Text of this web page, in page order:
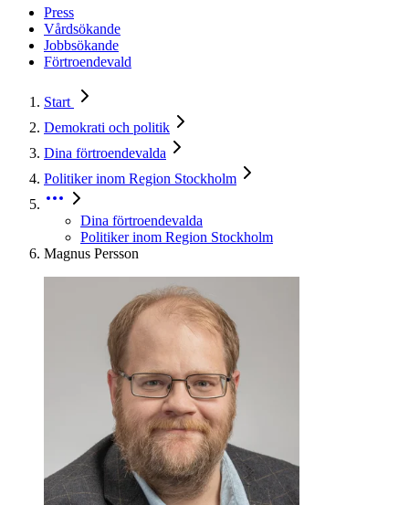
Press
Vårdsökande
Jobbsökande
Förtroendevald
Start
Demokrati och politik
Dina förtroendevalda
Politiker inom Region Stockholm
Dina förtroendevalda
Politiker inom Region Stockholm
Magnus Persson